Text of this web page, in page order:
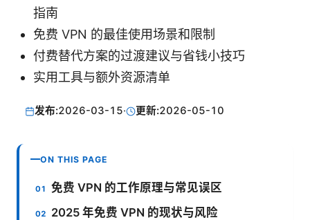
指南
免费 VPN 的最佳使用场景和限制
付费替代方案的过渡建议与省钱小技巧
实用工具与额外资源清单
发布:2026-03-15· 更新:2026-05-10
ON THIS PAGE
免费 VPN 的工作原理与常见误区
2025 年免费 VPN 的现状与风险